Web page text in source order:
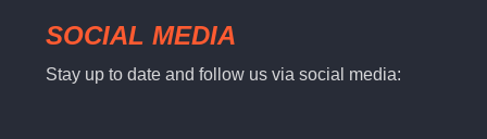
SOCIAL MEDIA
Stay up to date and follow us via social media: